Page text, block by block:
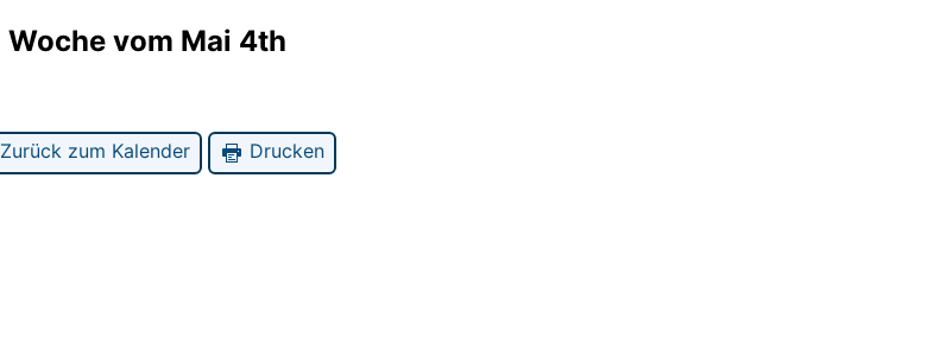
Woche vom Mai 4th
Zurück zum Kalender Drucken